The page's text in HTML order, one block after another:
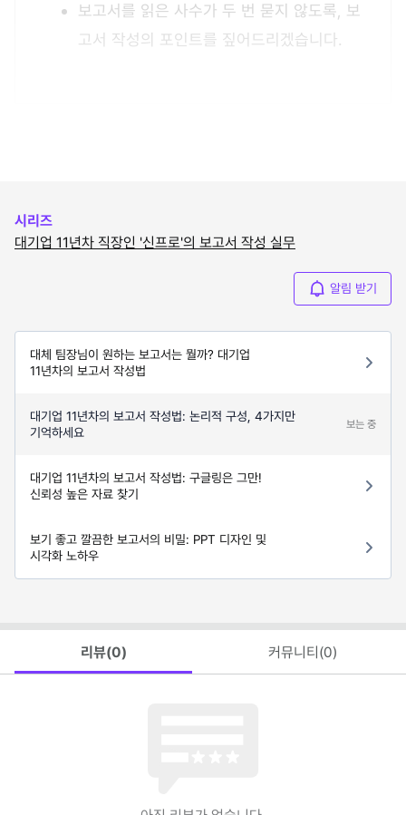
보고서를 읽은 사수가 두 번 묻지 않도록, 보
고서 작성의 포인트를 짚어드리겠습니다.
시리즈
대기업 11년차 직장인 '신프로'의 보고서 작성 실무
알림 받기
대체 팀장님이 원하는 보고서는 뭘까? 대기업
11년차의 보고서 작성법
대기업 11년차의 보고서 작성법: 논리적 구성, 4가지만
기억하세요
보는 중
대기업 11년차의 보고서 작성법: 구글링은 그만!
신뢰성 높은 자료 찾기
보기 좋고 깔끔한 보고서의 비밀: PPT 디자인 및
시각화 노하우
리뷰(0) 커뮤니티(0)